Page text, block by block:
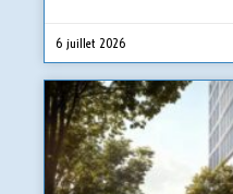
6 juillet 2026